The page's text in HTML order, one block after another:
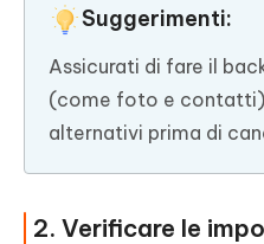
Suggerimenti:
Assicurati di fare il
(come foto e
alternativi prima di
2. Verificare le